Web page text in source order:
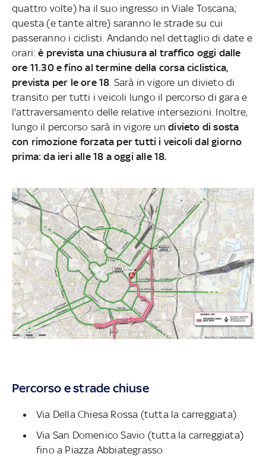
quattro volte) ha il suo ingresso in Viale Toscana;
questa (e tante altre) saranno le strade su cui
passeranno i ciclisti. Andando nel dettaglio di date e
orari:è prevista una chiusura al traffico oggi dalle
ore 11.30 e fino al termine della corsa ciclistica,
prevista per le ore 18 . Sarà in vigore un divieto di
transito per tutti i veicoli lungo il percorso di gara e
l'attraversamento delle relative intersezioni. Inoltre,
lungo il percorso sarà in vigore undivieto di sosta
con rimozione forzata per tutti i veicoli dal giorno
prima: da ieri alle 18 a oggi alle 18.
Percorso e strade chiuse
Via Della Chiesa Rossa (tutta la carreggiata)
Via San Domenico Savio (tutta la carreggiata)
fino a Piazza Abbiategrasso